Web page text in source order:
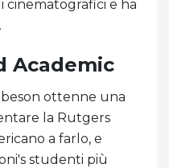
cinematografici e ha
Academic
ottenne una
la Rutgers
a farlo, e
studenti più